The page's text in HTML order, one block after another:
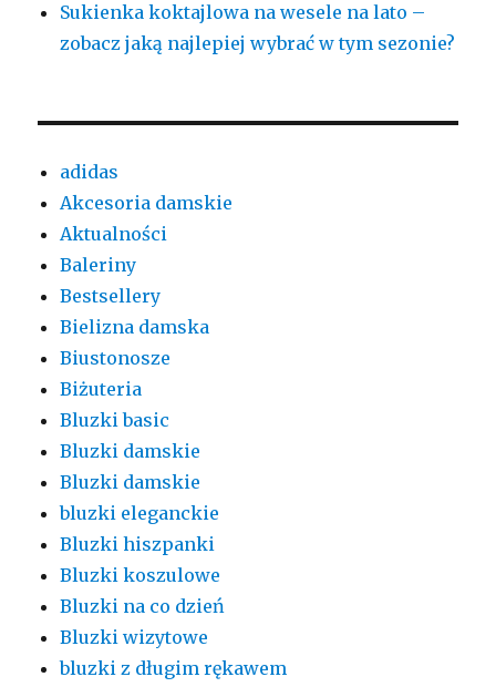
Sukienka koktajlowa na wesele na lato –
zobacz jaką najlepiej wybrać w tym sezonie?
adidas
Akcesoria damskie
Aktualności
Baleriny
Bestsellery
Bielizna damska
Biustonosze
Biżuteria
Bluzki basic
Bluzki damskie
Bluzki damskie
bluzki eleganckie
Bluzki hiszpanki
Bluzki koszulowe
Bluzki na co dzień
Bluzki wizytowe
bluzki z długim rękawem